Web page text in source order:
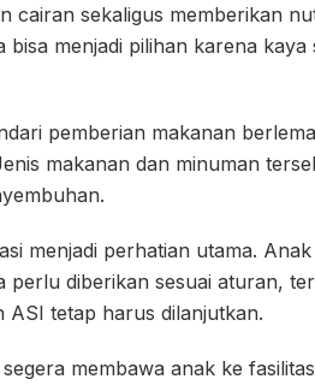
cairan sekaligus memberikan
menjadi pilihan karena
pemberian makanan
makanan dan minuman
menjadi perhatian utama.
diberikan sesuai aturan,
tetap harus dilanjutkan.
membawa anak ke